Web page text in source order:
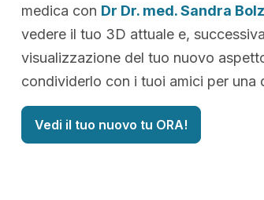
medica con Dr Dr. med. Sandra
vedere il tuo 3D attuale e,
visualizzazione del tuo nuovo
condividerlo con i tuoi amici per una
Vedi il tuo nuovo tu ORA!